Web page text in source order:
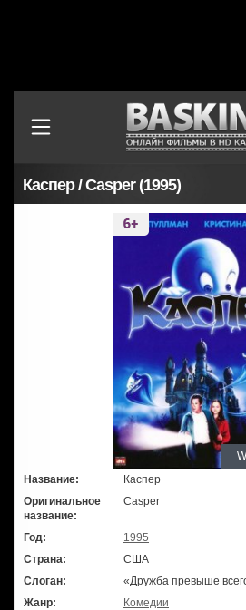
Каспер / Casper (1995)
Название:
Каспер
Оригинальное
название:
Casper
Год:
1995
Страна:
США
Слоган:
«Дружба превыше
Жанр:
Комедии